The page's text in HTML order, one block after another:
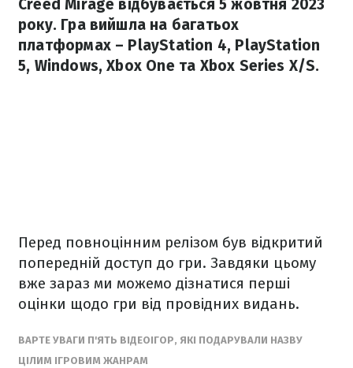
Creed Mirage відбувається 5 жовтня 2023
року. Гра вийшла на багатьох
платформах – PlayStation 4, PlayStation
5, Windows, Xbox One та Xbox Series X/S.
Перед повноцінним релізом був відкритий
попередній доступ до гри. Завдяки цьому
вже зараз ми можемо дізнатися перші
оцінки щодо гри від провідних видань.
ВАРТЕ УВАГИ П'ЯТЬ ВІДЕОІГОР, ЯКІ ПОДАРУВАЛИ НАЗВУ
ЦІЛИМ ІГРОВИМ ЖАНРАМ